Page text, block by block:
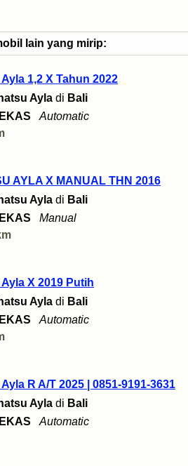
lain yang mirip:
1,2 X Tahun 2022
Ayla di Bali
Automatic
AYLA X MANUAL THN 2016
Ayla di Bali
Manual
X 2019 Putih
Ayla di Bali
Automatic
R A/T 2025 | 0851-9191-3631
Ayla di Bali
Automatic